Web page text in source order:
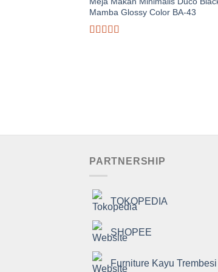
Mamba Glossy Color BA-43
PARTNERSHIP
TOKOPEDIA
SHOPEE
Furniture Kayu Trembesi